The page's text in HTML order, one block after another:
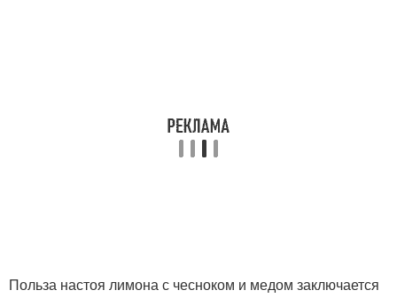
Польза настоя лимона с чесноком и медом заключается